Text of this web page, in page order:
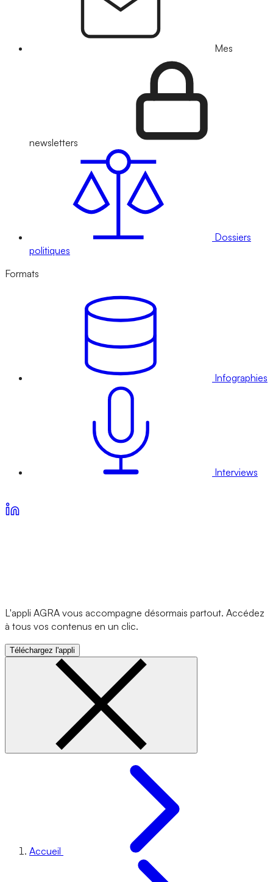
Mes
newsletters
Dossiers
politiques
Formats
Infographies
Interviews
L'appli AGRA vous accompagne désormais partout. Accédez
à tous vos contenus en un clic.
Téléchargez l'appli
Accueil